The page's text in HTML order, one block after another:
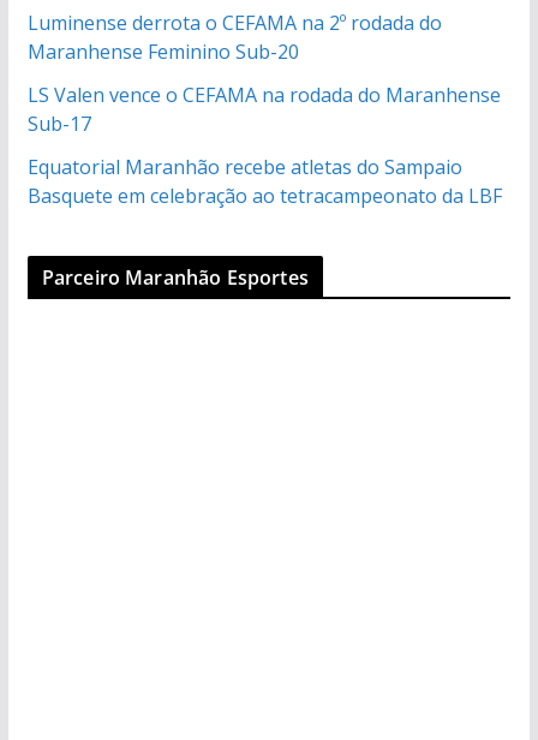
Luminense derrota o CEFAMA na 2º rodada do
Maranhense Feminino Sub-20
LS Valen vence o CEFAMA na rodada do Maranhense
Sub-17
Equatorial Maranhão recebe atletas do Sampaio
Basquete em celebração ao tetracampeonato da LBF
Parceiro Maranhão Esportes